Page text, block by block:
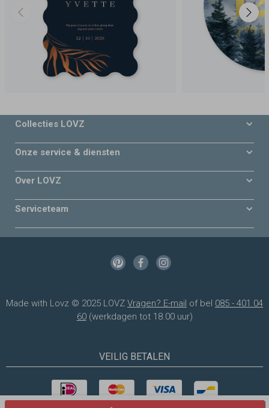
Collecties LOVZ
Onze service & diensten
Over LOVZ
Serviceteam
Made with Lovz © 2025 LOVZ Vragen? E-mail of bel 085 - 401 04
60(werkdagen tot 18.00 uur)
VEILIG BETALEN